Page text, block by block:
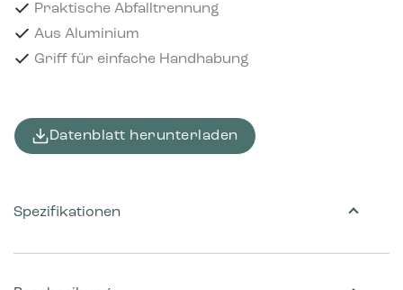
Praktische Abfalltrennung
Aus Aluminium
Griff für einfache Handhabung
Datenblatt herunterladen
Spezifikationen